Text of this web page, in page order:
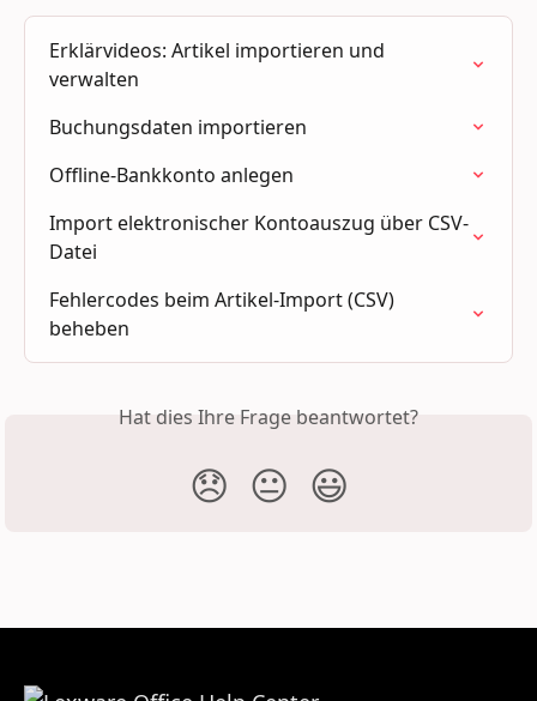
Erklärvideos: Artikel importieren und
verwalten
Buchungsdaten importieren
Offline-Bankkonto anlegen
Import elektronischer Kontoauszug über CSV-
Datei
Fehlercodes beim Artikel-Import (CSV)
beheben
Hat dies Ihre Frage beantwortet?
😞 😐 😃